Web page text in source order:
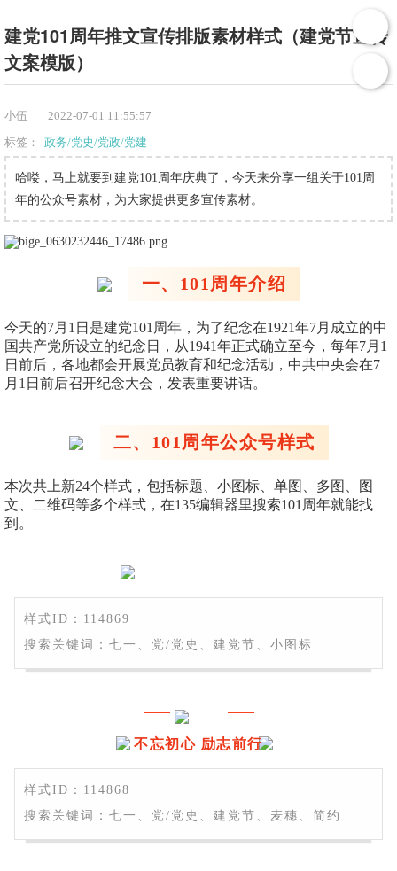
建党101周年推文宣传排版素材样式（建党节宣传
文案模版）
小伍
2022-07-01 11:55:57
标签： 政务/党史/党政/党建
哈喽，马上就要到建党101周年庆典了，今天来分享一组关于101周
年的公众号素材，为大家提供更多宣传素材。
一、101周年介绍
今天的7月1日是建党101周年，为了纪念在1921年7月成立的中
国共产党所设立的纪念日，从1941年正式确立至今，每年7月1
日前后，各地都会开展党员教育和纪念活动，中共中央会在7
月1日前后召开纪念大会，发表重要讲话。
二、101周年公众号样式
本次共上新24个样式，包括标题、小图标、单图、多图、图
文、二维码等多个样式，在135编辑器里搜索101周年就能找
到。
样式ID：114869
搜索关键词：七一、党/党史、建党节、小图标
不忘初心 励志前行
样式ID：114868
搜索关键词：七一、党/党史、建党节、麦穗、简约